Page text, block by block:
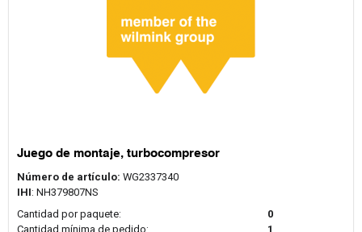
Juego de montaje, turbocompresor
Número de artículo: WG2337340
IHI: NH379807NS
Cantidad por paquete:
0
Cantidad mínima de pedido:
1